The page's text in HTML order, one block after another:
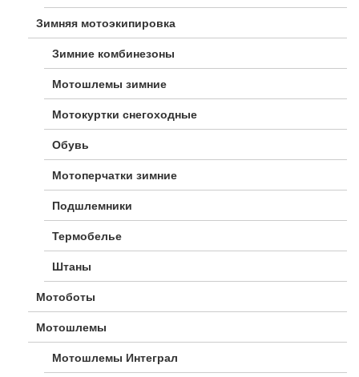
Зимняя мотоэкипировка
Зимние комбинезоны
Мотошлемы зимние
Мотокуртки снегоходные
Обувь
Мотоперчатки зимние
Подшлемники
Термобелье
Штаны
Мотоботы
Мотошлемы
Мотошлемы Интеграл